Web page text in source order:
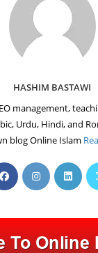
HASHIM BASTAWI
management,
Urdu, Hindi, and
blog Online Islam
Opens
in
tab
Opens
in
tab
in
tab